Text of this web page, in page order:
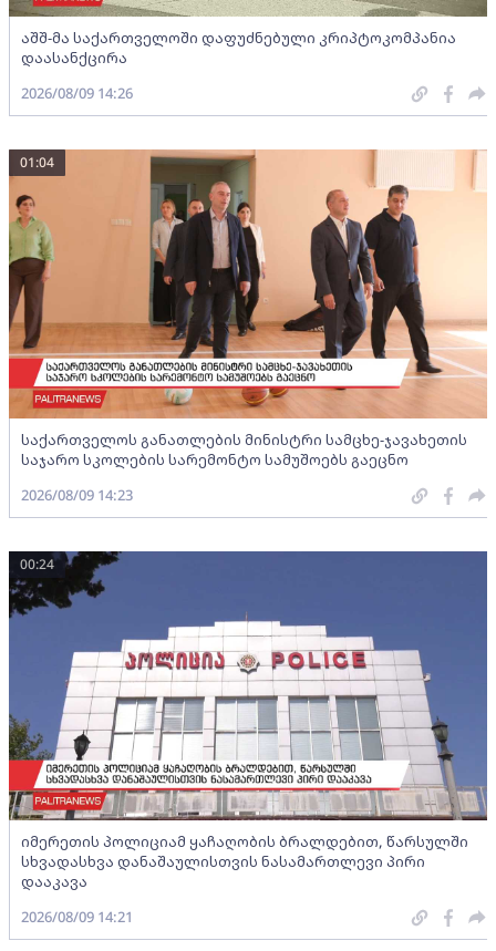
აშშ-მა საქართველოში დაფუძნებული კრიპტოკომპანია
დაასანქცირა
2026/08/09 14:26
საქართველოს განათლების მინისტრი სამცხე-ჯავახეთის
საჯარო სკოლების სარემონტო სამუშოებს გაეცნო
01:04
2026/08/09 14:23
იმერეთის პოლიციამ ყაჩაღობის ბრალდებით, წარსულში
სხვადასხვა დანაშაულისთვის ნასამართლევი პირი
დააკავა
00:24
2026/08/09 14:21